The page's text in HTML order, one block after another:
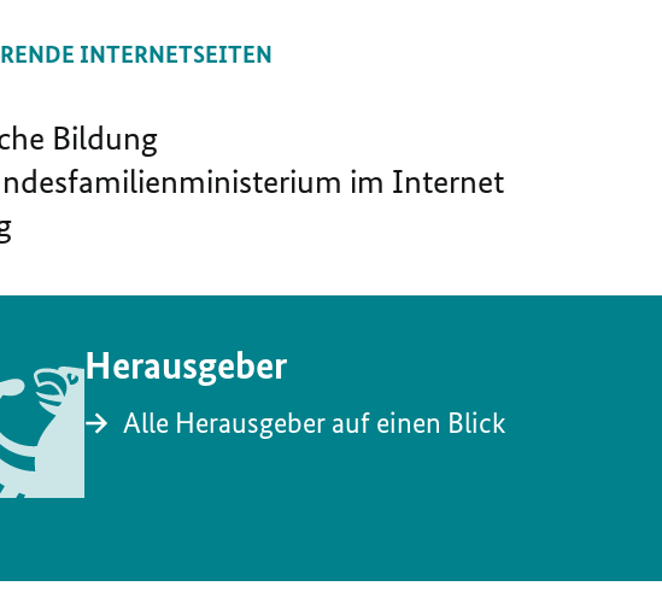
INTERNETSEITEN
Bildung
im Internet
Herausgeber
Alle Herausgeber auf einen Blick